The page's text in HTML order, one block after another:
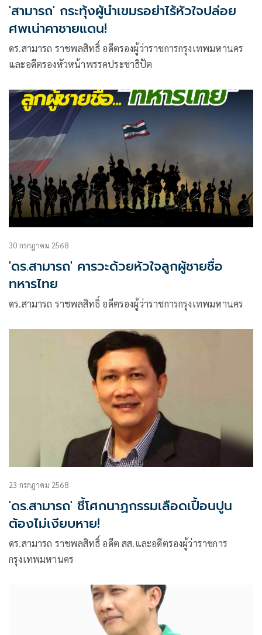
'สามารถ' กระทุ้งผู้นำเขมรอย่าไร้หัวใจปล่อย
ศพเน่าคาชายแดน!
ดร.สามารถ ราชพลสิทธิ์ อดีตรองผู้ว่าราชการกรุงเทพมหานคร
และอดีตรองหัวหน้าพรรคประชาธิปัต
30 กรกฎาคม 2568
'ดร.สามารถ' คารวะด้วยหัวใจลูกผู้ชายชื่อ
ทหารไทย
ดร.สามารถ ราชพลสิทธิ์ อดีตรองผู้ว่าราชการกรุงเทพมหานคร
23 กรกฎาคม 2568
'ดร.สามารถ' ชี้โศกนาฏกรรมเลือดเปื้อนปูน
ต้องไม่เงียบหาย!
ดร.สามารถ ราชพลสิทธิ์ อดีต สส.และอดีตรองผู้ว่าราชการ
กรุงเทพมหานคร